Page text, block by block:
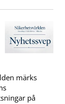
märks
på